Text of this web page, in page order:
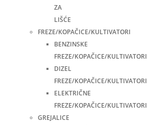
ZA
LIŠĆE
FREZE/KOPAČICE/KULTIVATORI
BENZINSKE
FREZE/KOPAČICE/KULTIVATORI
DIZEL
FREZE/KOPAČICE/KULTIVATORI
ELEKTRIČNE
FREZE/KOPAČICE/KULTIVATORI
GREJALICE